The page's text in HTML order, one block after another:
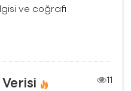
ve coğrafi
11